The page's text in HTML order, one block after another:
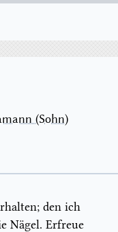
(Sohn)
den ich
Nägel. Erfreue